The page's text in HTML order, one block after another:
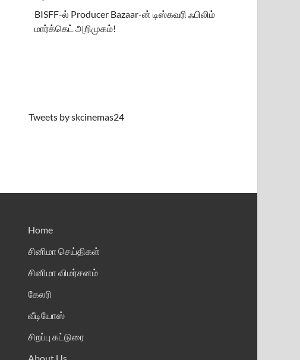
BISFF-ல் Producer Bazaar-ன் டிஸ்கவரி ஃபிலிம்
மார்க்கெட் அறிமுகம்!
Tweets by skcinemas24
Home
சினிமா செய்திகள்
சினிமா விமர்சனம்
கேலரி
வீடியோஸ்
சிறப்பு கட்டுரை
About Us